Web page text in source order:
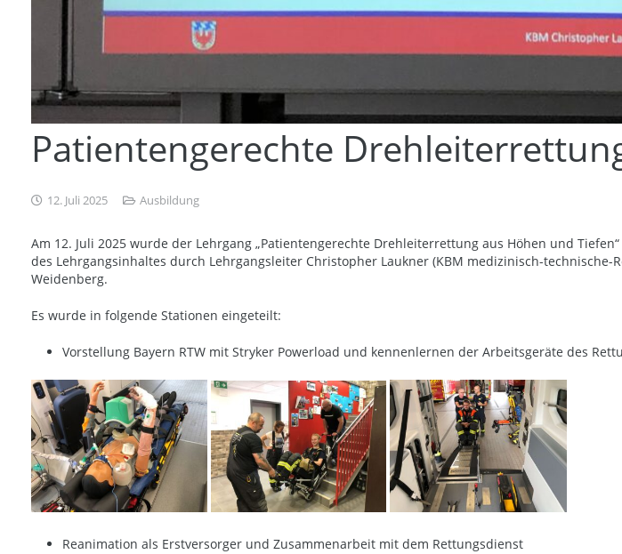
Patientengerechte
12. Juli 2025 Ausbildung
Am 12. Juli 2025 wurde der Lehrgang „Patientengerechte Drehleiterrettung aus Höhen und
des Lehrgangsinhaltes durch Lehrgangsleiter Christopher Laukner (KBM medizinisch-
Weidenberg.
Es wurde in folgende Stationen eingeteilt:
Vorstellung Bayern RTW mit Stryker Powerload und kennenlernen der Arbeitsgeräte des
Reanimation als Erstversorger und Zusammenarbeit mit dem Rettungsdienst